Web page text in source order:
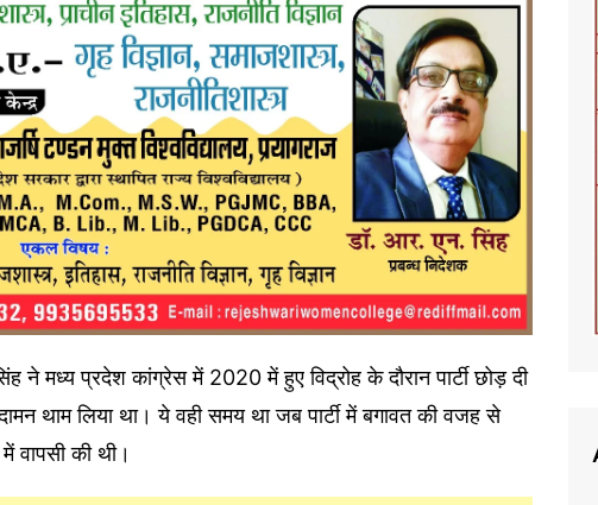
ने मध्य प्रदेश कांग्रेस में 2020 में हुए विद्रोह के दौरान पार्टी छोड़ दी
थाम लिया था। ये वही समय था जब पार्टी में बगावत की वजह से
वापसी की थी।